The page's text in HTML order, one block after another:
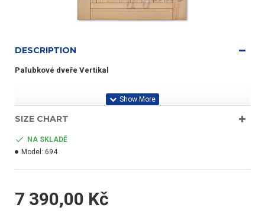
DESCRIPTION
Palubkové dveře Vertikal
Nenatřeno, zaskleno izolačním sklem.
Palubky 92x12mm z obou stran.
SIZE CHART
NA SKLADĚ
Model: 694
7 390,00 Kč